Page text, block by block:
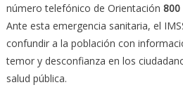
número telefónico de Orientación 800
Ante esta emergencia sanitaria, el
confundir a la población con
temor y desconfianza en los
salud pública.